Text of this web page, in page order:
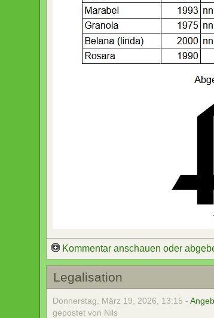
Kommentar anschauen oder
Legalisation
Donnerstag, März 19, 2026, 13:15 -
gepostet von Nils